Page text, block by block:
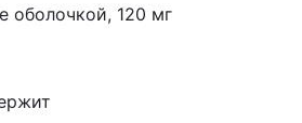
оболочкой, 120 мг